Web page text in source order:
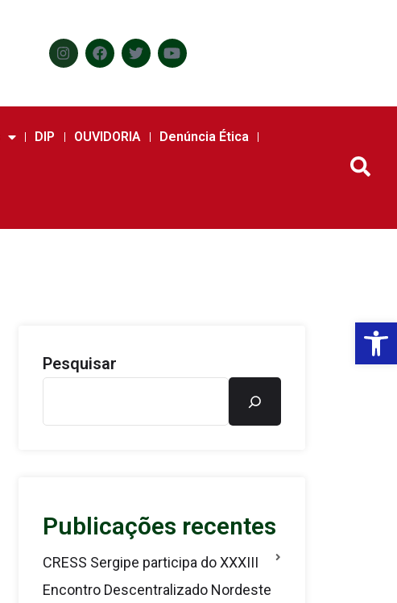
DIP OUVIDORIA Denúncia Ética
Pesquisar
Publicações recentes
CRESS Sergipe participa do XXXIII
Encontro Descentralizado Nordeste